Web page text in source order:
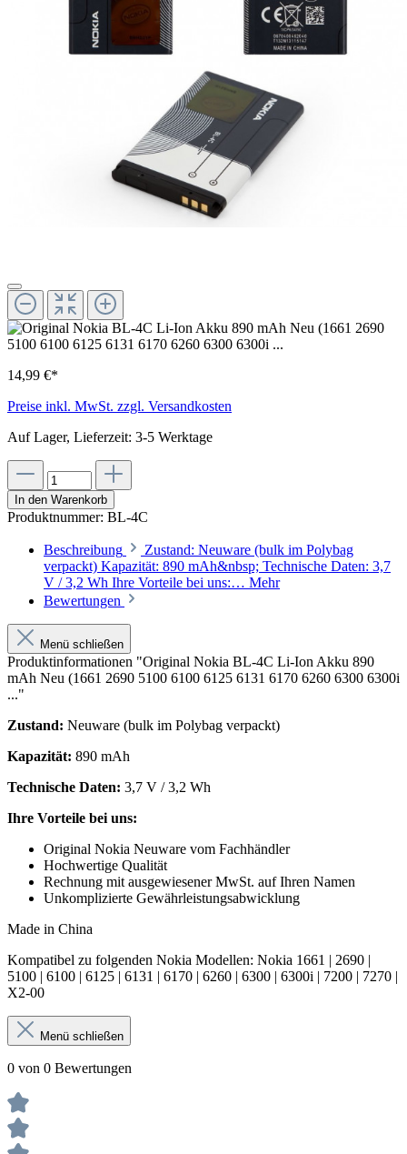
14,99 €*
Preise inkl. MwSt. zzgl. Versandkosten
Auf Lager, Lieferzeit: 3-5 Werktage
In den Warenkorb
Produktnummer: BL-4C
Beschreibung
Zustand: Neuware (bulk im Polybag
verpackt) Kapazität: 890 mAh&nbsp; Technische Daten: 3,7
V / 3,2 Wh Ihre Vorteile bei uns:… Mehr
Bewertungen
Menü schließen
Produktinformationen "Original Nokia BL-4C Li-Ion Akku 890
mAh Neu (1661 2690 5100 6100 6125 6131 6170 6260 6300 6300i
..."
Zustand: Neuware (bulk im Polybag verpackt)
Kapazität: 890 mAh
Technische Daten: 3,7 V / 3,2 Wh
Ihre Vorteile bei uns:
Original Nokia Neuware vom Fachhändler
Hochwertige Qualität
Rechnung mit ausgewiesener MwSt. auf Ihren Namen
Unkomplizierte Gewährleistungsabwicklung
Made in China
Kompatibel zu folgenden Nokia Modellen: Nokia 1661 | 2690 |
5100 | 6100 | 6125 | 6131 | 6170 | 6260 | 6300 | 6300i | 7200 | 7270 |
X2-00
Menü schließen
0 von 0 Bewertungen